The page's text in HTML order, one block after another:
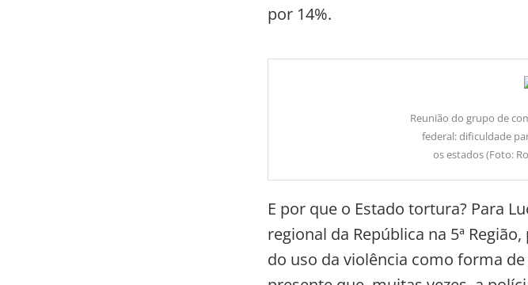
por 14%.
Reunião do grupo de
federal: dificuldade
os estados (Foto:
E por que o Estado tortura? Para
regional da República na 5ª
do uso da violência como forma